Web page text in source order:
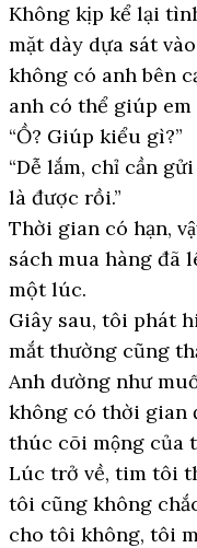
Không kịp kể lại
mặt dày dựa sát
không có anh bên
anh có thể giúp
“Ồ? Giúp kiểu gì?”
“Dễ lắm, chỉ cần
là được rồi.”
Thời gian có hạn,
sách mua hàng đã
một lúc.
Giây sau, tôi phát
mắt thường cũng
Anh dường như
không có thời gian
thúc cõi mộng của
Lúc trở về, tim tôi
tôi cũng không
cho tôi không, tôi